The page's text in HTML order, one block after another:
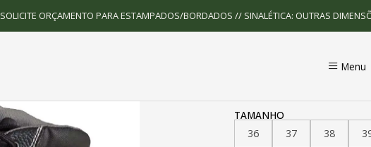
Menu
SOLICITE ORÇAMENTO PARA ESTAMPADOS/BORDADOS // SINALÉTICA: OUTRAS
Home Calçado de Proteção Bota de Proteção S3
Bota de
TAMANHO
36
37 38